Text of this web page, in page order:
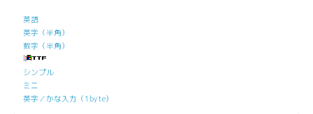
英語
英字（半角）
数字（半角）
シンプル
ミニ
英字／かな入力（1byte）